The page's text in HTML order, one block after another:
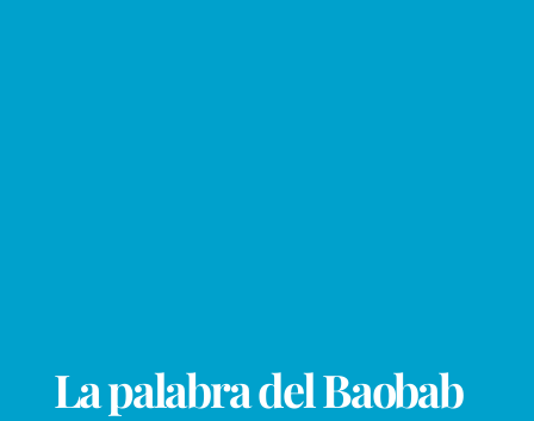
La palabra del Baobab